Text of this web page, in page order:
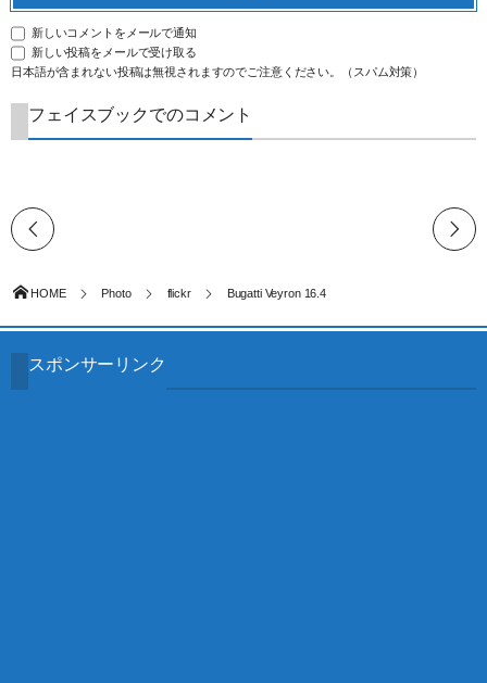
新しいコメントをメールで通知
新しい投稿をメールで受け取る
日本語が含まれない投稿は無視されますのでご注意ください。（スパム対策）
フェイスブックでのコメント
HOME Photo flickr Bugatti Veyron 16.4
スポンサーリンク